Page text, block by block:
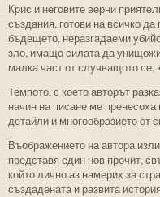
Крис и неговите верни
създания, готови на всичко
бъдещето, неразгадаеми
зло, имащо силата да
малка част от случващото се,
Темпото, с което авторът
начин на писане ме
детайли и многообразието от
Въображението на автора
представя един нов прочит,
който лично аз намерих за
създадената и развита